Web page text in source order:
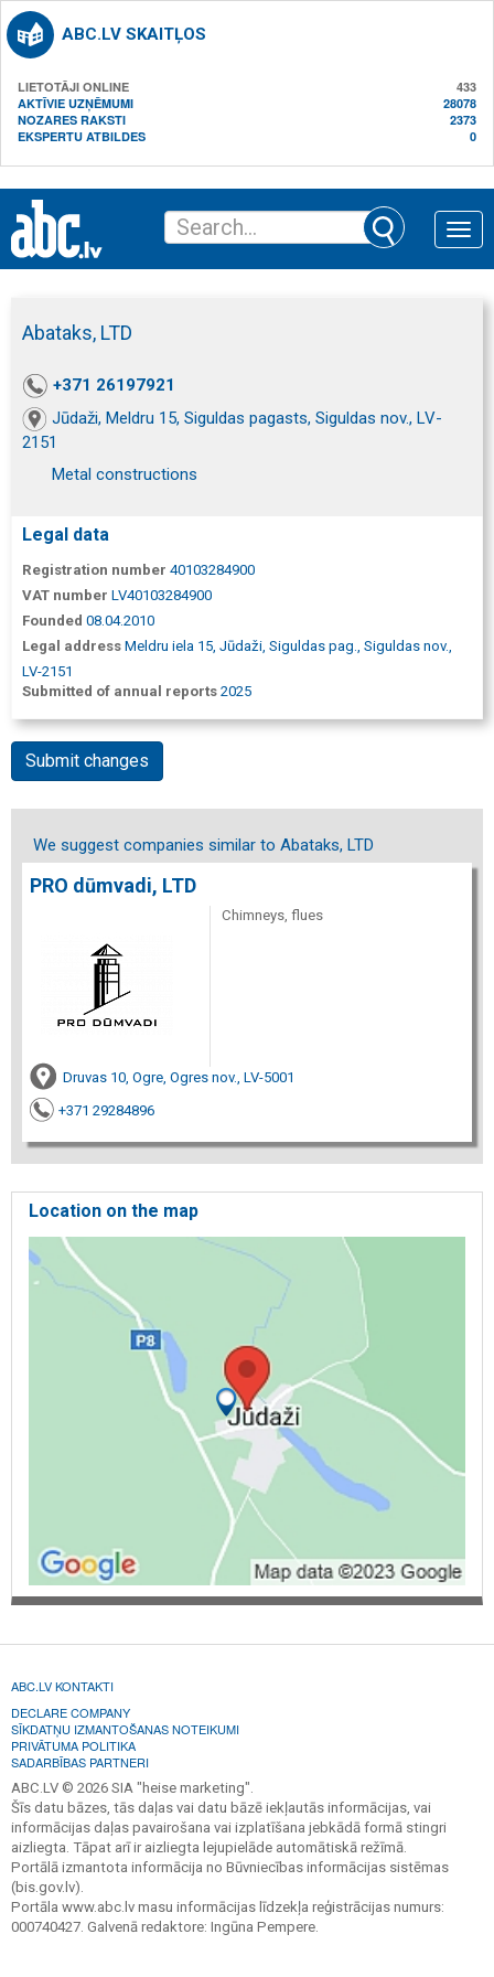
ABC.LV SKAITĻOS
LIETOTĀJI ONLINE
433
AKTĪVIE UZŅĒMUMI
28078
NOZARES RAKSTI
2373
EKSPERTU ATBILDES
0
Toggle
Abataks, LTD
+371 26197921
Jūdaži, Meldru 15, Siguldas pagasts, Siguldas nov., LV-
2151
Metal constructions
Legal data
Registration number 40103284900
VAT number LV40103284900
Founded 08.04.2010
Legal address Meldru iela 15, Jūdaži, Siguldas pag., Siguldas nov.,
LV-2151
Submitted of annual reports 2025
Submit changes
We suggest companies similar to Abataks, LTD
PRO dūmvadi, LTD
Chimneys, flues
Druvas 10, Ogre, Ogres nov., LV-5001
+371 29284896
Location on the map
ABC.LV KONTAKTI
DECLARE COMPANY
SĪKDATŅU IZMANTOŠANAS NOTEIKUMI
PRIVĀTUMA POLITIKA
SADARBĪBAS PARTNERI
ABC.LV © 2026 SIA "heise marketing".
Šīs datu bāzes, tās daļas vai datu bāzē iekļautās informācijas, vai
informācijas daļas pavairošana vai izplatīšana jebkādā formā stingri
aizliegta. Tāpat arī ir aizliegta lejupielāde automātiskā režīmā.
Portālā izmantota informācija no Būvniecības informācijas sistēmas
(bis.gov.lv).
Portāla www.abc.lv masu informācijas līdzekļa reģistrācijas numurs:
000740427. Galvenā redaktore: Ingūna Pempere.